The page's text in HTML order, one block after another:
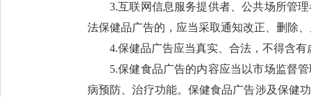
3.互联网信息服务提供者、公共场所管
法保健品广告的，应当采取通知改正、删除
4.保健品广告应当真实、合法，不得含
5.保健食品广告的内容应当以市场监督
病预防、治疗功能。保健食品广告涉及保健